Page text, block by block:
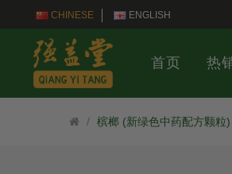
CHINESE ENGLISH
首页 热
槟榔 (新绿色中药配方颗粒)